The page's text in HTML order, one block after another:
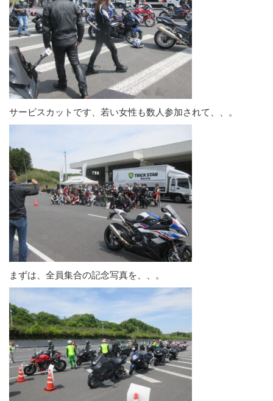
サービスカットです、若い女性も数人参加されて、、。
まずは、全員集合の記念写真を、、。